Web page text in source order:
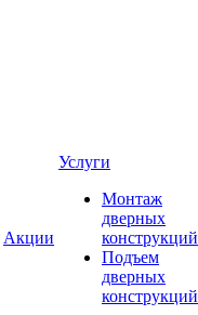
Акции
Услуги
Монтаж
дверных
конструкций
Подъем
дверных
конструкций